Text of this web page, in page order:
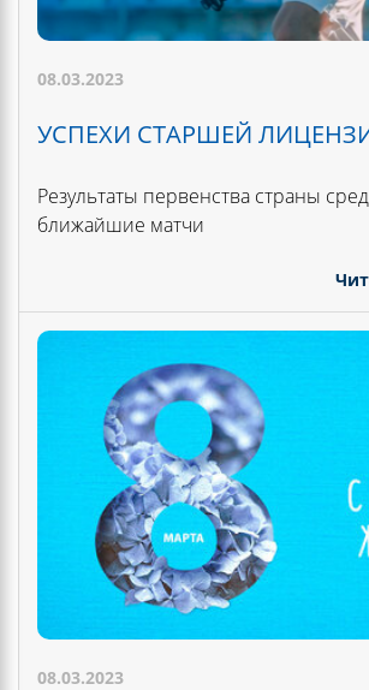
08.03.2023
УСПЕХИ СТАРШЕЙ
Результаты первенства страны
ближайшие матчи
08.03.2023